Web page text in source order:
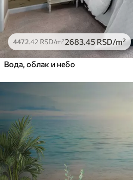
4472.42RSD/m²2683.45 RSD/m²
Вода, облак и небо